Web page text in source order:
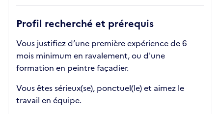
Profil recherché et prérequis
Vous justifiez d’une première expérience de 6
mois minimum en ravalement, ou d'une
formation en peintre façadier.
Vous êtes sérieux(se), ponctuel(le) et aimez le
travail en équipe.